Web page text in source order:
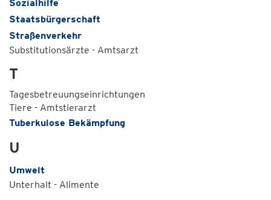
Sozialhilfe
Staatsbürgerschaft
Straßenverkehr
Substitutionsärzte - Amtsarzt
T
Tagesbetreuungseinrichtungen
Tiere - Amtstierarzt
Tuberkulose Bekämpfung
U
Umwelt
Unterhalt - Alimente